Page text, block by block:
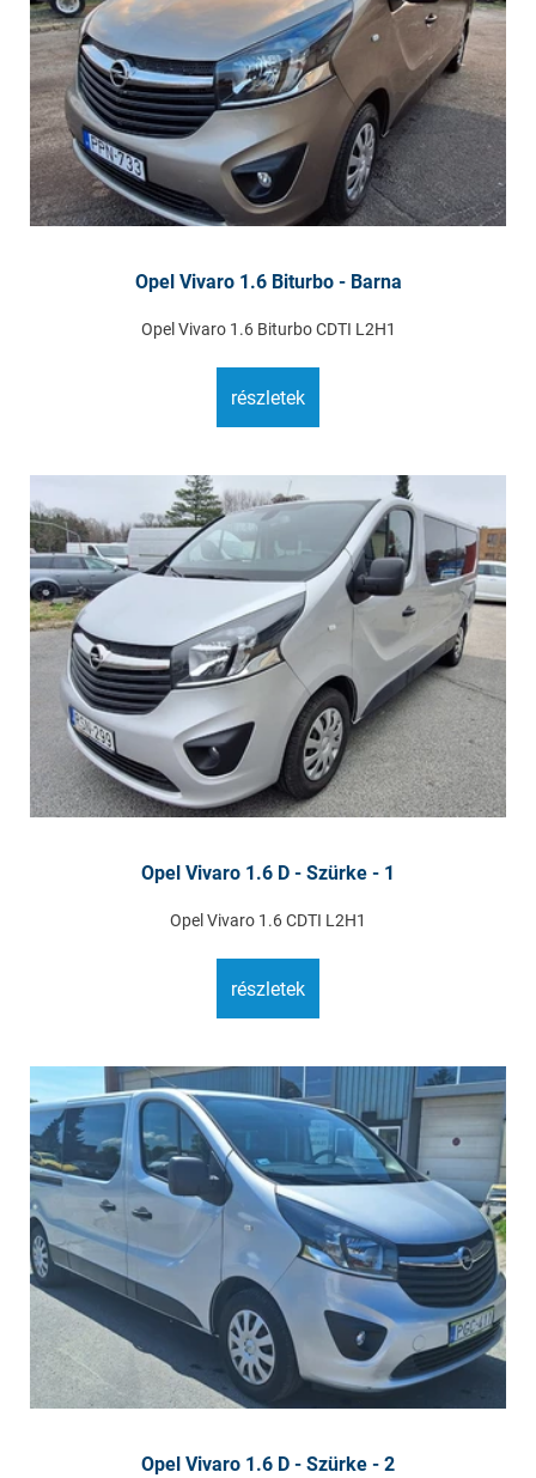
Opel Vivaro 1.6 Biturbo - Barna
Opel Vivaro 1.6 Biturbo CDTI L2H1
részletek
Opel Vivaro 1.6 D - Szürke - 1
Opel Vivaro 1.6 CDTI L2H1
részletek
Opel Vivaro 1.6 D - Szürke - 2